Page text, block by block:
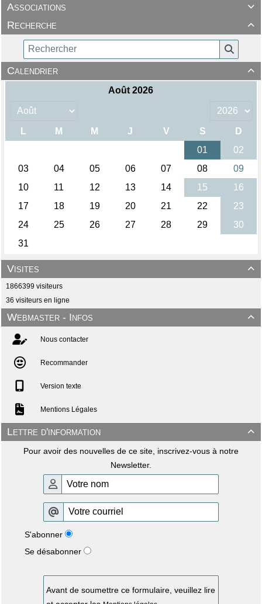

Associations

Recherche

Calendrier

Visites
1866399 visiteurs
36 visiteurs en ligne

Webmaster - Infos
Nous contacter
Recommander
Version texte
Mentions Légales

Lettre d'information
Pour avoir des nouvelles de ce site, inscrivez-vous à notre
Newsletter.
S'abonner
Se désabonner
Avant de soumettre ce formulaire, veuillez lire